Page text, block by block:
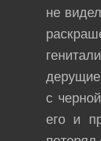
не
с
его и